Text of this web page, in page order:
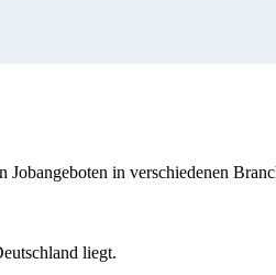
in verschiedenen
liegt.